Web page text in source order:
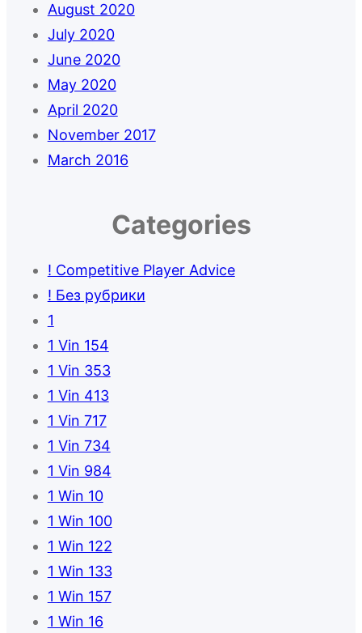
August 2020
July 2020
June 2020
May 2020
April 2020
November 2017
March 2016
Categories
! Competitive Player Advice
! Без рубрики
1
1 Vin 154
1 Vin 353
1 Vin 413
1 Vin 717
1 Vin 734
1 Vin 984
1 Win 10
1 Win 100
1 Win 122
1 Win 133
1 Win 157
1 Win 16